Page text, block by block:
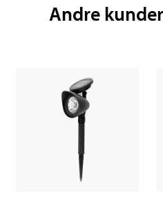
Andre